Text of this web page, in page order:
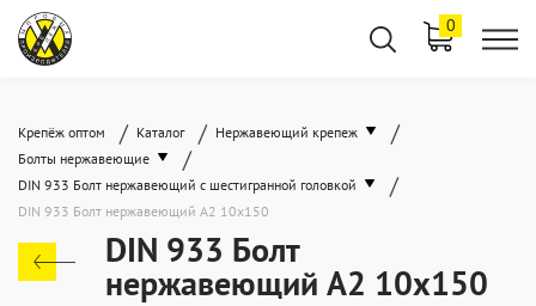
0
Крепёж оптом / Каталог / Нержавеющий крепеж /
Болты нержавеющие /
DIN 933 Болт нержавеющий с шестигранной головкой /
DIN 933 Болт нержавеющий А2 10х150
DIN 933 Болт
нержавеющий А2 10х150